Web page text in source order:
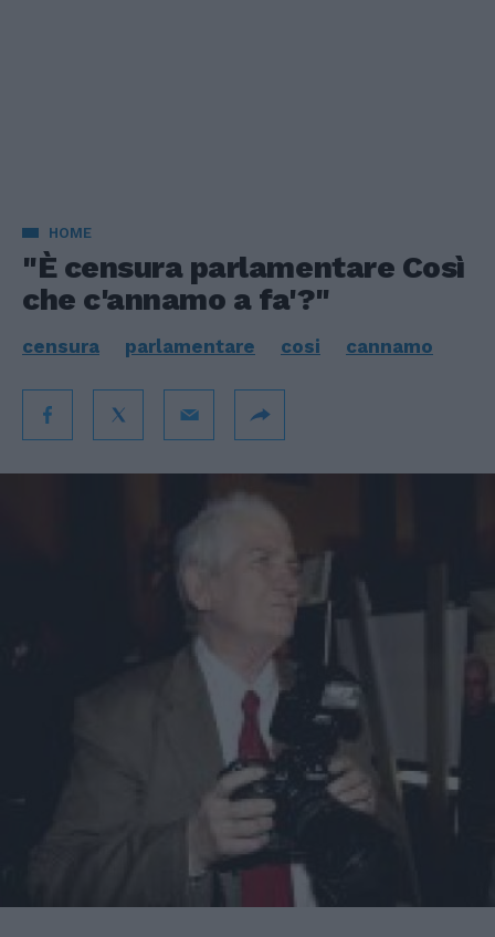
HOME
"È censura parlamentare Così
che c'annamo a fa'?"
censura parlamentare cosi cannamo